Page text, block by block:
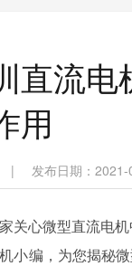
直流电
用
| 发布日期：2021-
关心微型直流电
小编，为您揭秘